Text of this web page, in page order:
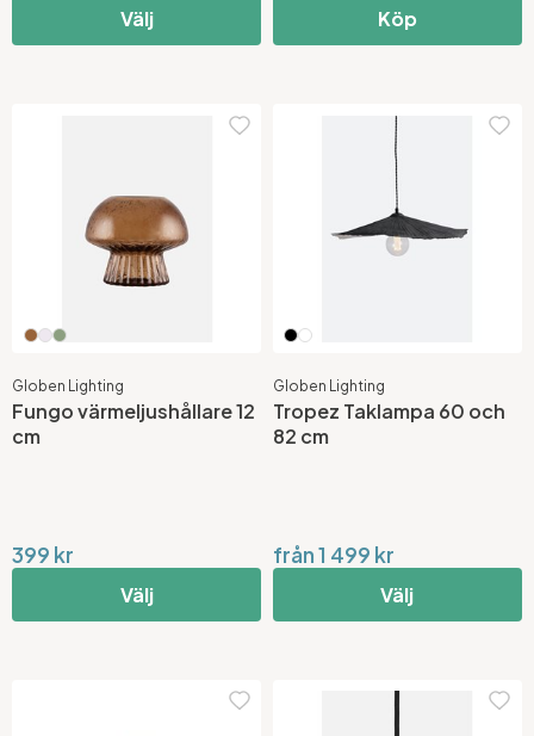
Välj Köp
Globen Lighting
Fungo värmeljushållare 12
cm
399 kr
Välj
Globen Lighting
Tropez Taklampa 60 och
82 cm
från 1 499 kr
Välj